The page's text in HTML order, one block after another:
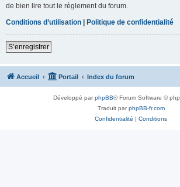
de bien lire tout le règlement du forum.
Conditions d’utilisation | Politique de confidentialité
S’enregistrer
Accueil Portail Index du forum
Développé parphpBB® Forum Software ©
Traduit parphpBB-fr.com
Confidentialité | Conditions